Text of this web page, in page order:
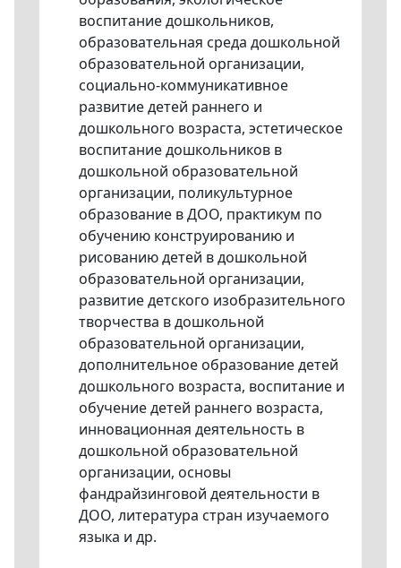
воспитание дошкольников,
образовательная среда дошкольной
образовательной организации,
социально-коммуникативное
развитие детей раннего и
дошкольного возраста, эстетическое
воспитание дошкольников в
дошкольной образовательной
организации, поликультурное
образование в ДОО, практикум по
обучению конструированию и
рисованию детей в дошкольной
образовательной организации,
развитие детского изобразительного
творчества в дошкольной
образовательной организации,
дополнительное образование детей
дошкольного возраста, воспитание и
обучение детей раннего возраста,
инновационная деятельность в
дошкольной образовательной
организации, основы
фандрайзинговой деятельности в
ДОО, литература стран изучаемого
языка и др.